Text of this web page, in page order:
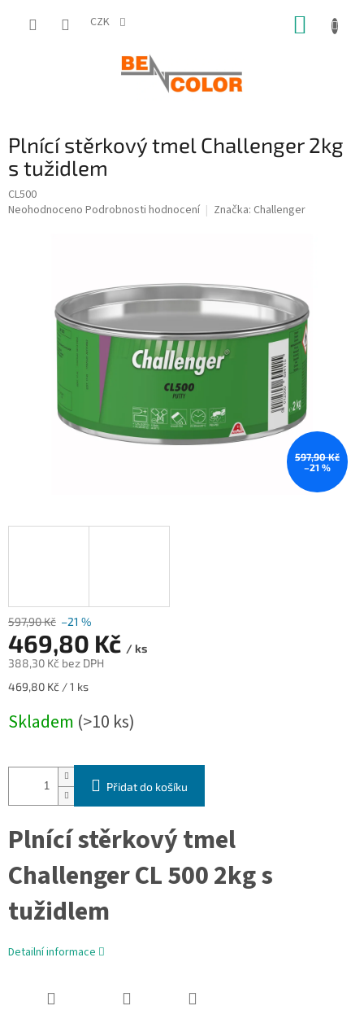
CZK
Plnící stěrkový tmel Challenger 2kg
s tužidlem
CL500
Průměrné
hvězdiček.
Neohodnoceno Podrobnosti hodnocení Značka: Challenger
597,90 Kč
–21 %
597,90 Kč –21 %
469,80 Kč / ks
388,30 Kč bez DPH
Měrná
469,80 Kč / 1 ks
Skladem (>10 ks)
Přidat do košíku
Plnící stěrkový tmel
Challenger CL 500 2kg s
tužidlem
Detailní informace